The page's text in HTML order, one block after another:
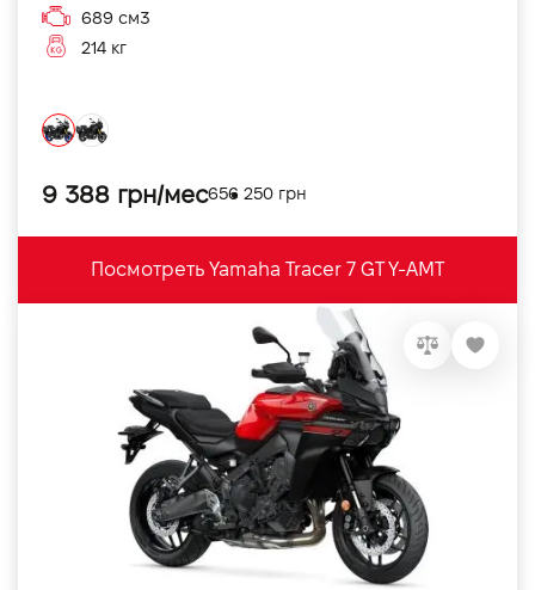
689 см3
214 кг
9 388 грн/мес656 250 грн
Посмотреть Yamaha Tracer 7 GT Y-AMT